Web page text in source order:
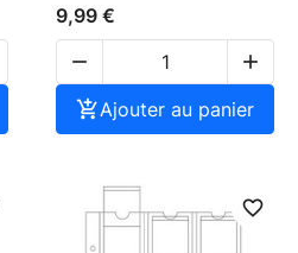
9,99 €


Ajouter au panier
favorite_border